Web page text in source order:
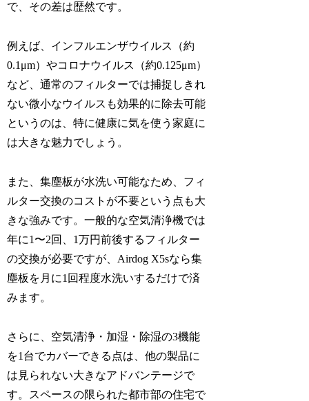
で、その差は歴然です。
例えば、インフルエンザウイルス（約
0.1μm）やコロナウイルス（約0.125μm）
など、通常のフィルターでは捕捉しきれ
ない微小なウイルスも効果的に除去可能
というのは、特に健康に気を使う家庭に
は大きな魅力でしょう。
また、集塵板が水洗い可能なため、フィ
ルター交換のコストが不要という点も大
きな強みです。一般的な空気清浄機では
年に1〜2回、1万円前後するフィルター
の交換が必要ですが、Airdog X5sなら集
塵板を月に1回程度水洗いするだけで済
みます。
さらに、空気清浄・加湿・除湿の3機能
を1台でカバーできる点は、他の製品に
は見られない大きなアドバンテージで
す。スペースの限られた都市部の住宅で